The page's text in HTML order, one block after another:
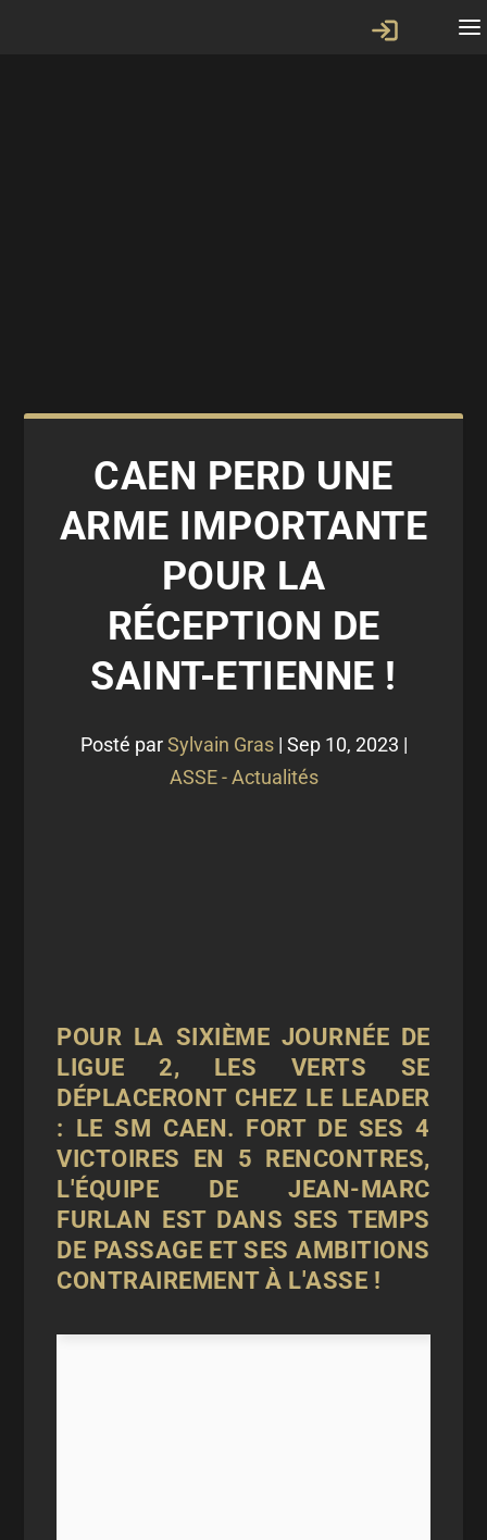
CAEN PERD UNE
ARME IMPORTANTE
POUR LA
RÉCEPTION DE
SAINT-ETIENNE !
Posté parSylvain Gras| Sep 10, 2023 |
ASSE - Actualités
POUR LA SIXIÈME JOURNÉE DE
LIGUE 2, LES VERTS SE
DÉPLACERONT CHEZ LE LEADER
: LE SM CAEN. FORT DE SES 4
VICTOIRES EN 5 RENCONTRES,
L'ÉQUIPE DE JEAN-MARC
FURLAN EST DANS SES TEMPS
DE PASSAGE ET SES AMBITIONS
CONTRAIREMENT À L'ASSE !